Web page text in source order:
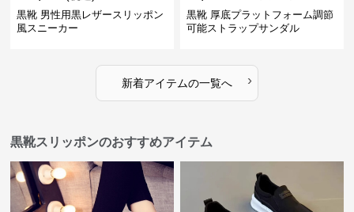
黒靴 男性用黒レザースリッポン
風スニーカー
黒靴 厚底プラットフォーム調節
可能ストラップサンダル
新着アイテムの一覧へ ›
黒靴スリッポンのおすすめアイテム